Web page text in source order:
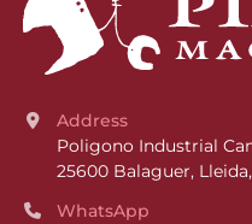
Address
Poligono Industrial
25600 Balaguer,
WhatsApp